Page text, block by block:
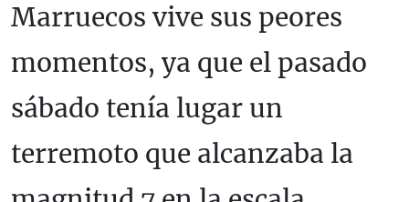
Marruecos vive sus peores
momentos, ya que el pasado
sábado tenía lugar un
terremoto que alcanzaba la